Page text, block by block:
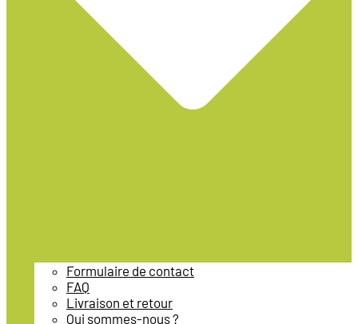
Formulaire de contact
FAQ
Livraison et retour
Qui sommes-nous ?